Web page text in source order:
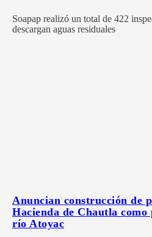
Soapap realizó un total de 422
descargan aguas residuales
Anuncian construcción de
Hacienda de Chautla como
río Atoyac